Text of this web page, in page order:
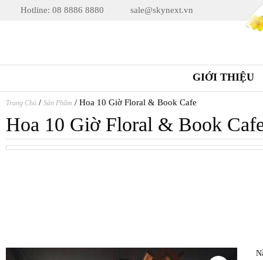
Hotline: 08 8886 8880 sale@skynext.vn
GIỚI THIỆU
Trang Chủ / Sản Phẩm / Hoa 10 Giờ Floral & Book Cafe
Hoa 10 Giờ Floral & Book